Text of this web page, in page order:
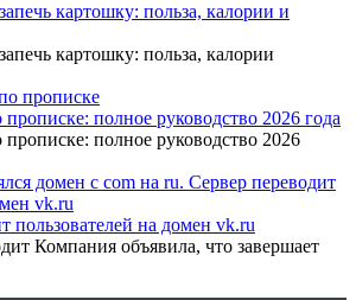
картошку: польза, калории и
картошку: польза, калории
полное руководство 2026 года
полное руководство 2026
пользователей на домен vk.ru
Компания объявила, что завершает